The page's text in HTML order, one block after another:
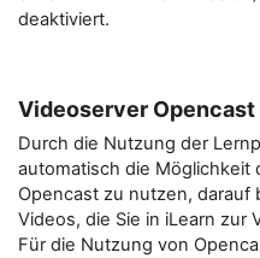
deaktiviert.
Videoserver Opencast
Durch die Nutzung der
automatisch die Möglichkeit
Opencast zu nutzen, darauf
Videos, die Sie in iLearn zur
Für die Nutzung von